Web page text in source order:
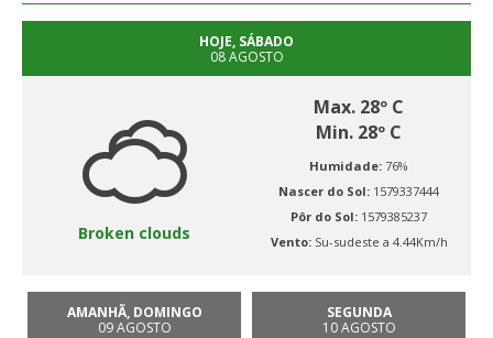
HOJE, SÁBADO
08 AGOSTO
Broken clouds
Max. 28º C
Min. 28º C
Humidade: 76%
Nascer do Sol: 1579337444
Pôr do Sol: 1579385237
Vento: Su-sudeste a 4.44Km/h
AMANHÃ, DOMINGO
09 AGOSTO
SEGUNDA
10 AGOSTO